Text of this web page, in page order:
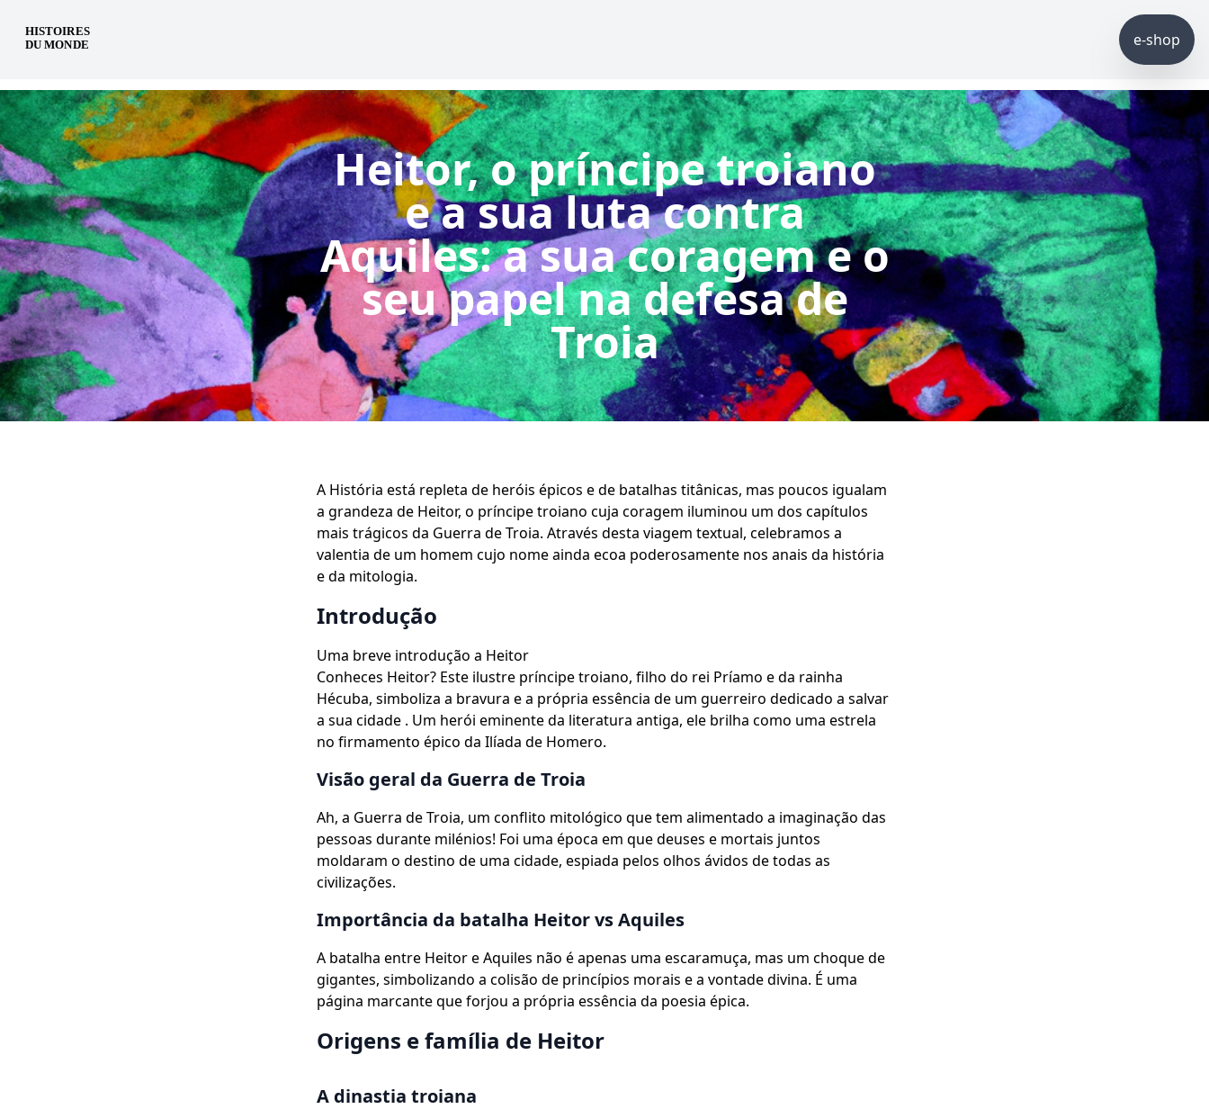
pt e-shop
Heitor, o príncipe troiano
e a sua luta contra
Aquiles: a sua coragem e o
seu papel na defesa de
Troia
A História está repleta de heróis épicos e de batalhas titânicas, mas poucos igualam
a grandeza de Heitor, o príncipe troiano cuja coragem iluminou um dos capítulos
mais trágicos da Guerra de Troia. Através desta viagem textual, celebramos a
valentia de um homem cujo nome ainda ecoa poderosamente nos anais da história
e da mitologia.
Introdução
Uma breve introdução a Heitor
Conheces Heitor? Este ilustre príncipe troiano, filho do rei Príamo e da rainha
Hécuba, simboliza a bravura e a própria essência de um guerreiro dedicado a salvar
a sua cidade . Um herói eminente da literatura antiga, ele brilha como uma estrela
no firmamento épico da Ilíada de Homero.
Visão geral da Guerra de Troia
Ah, a Guerra de Troia, um conflito mitológico que tem alimentado a imaginação das
pessoas durante milénios! Foi uma época em que deuses e mortais juntos
moldaram o destino de uma cidade, espiada pelos olhos ávidos de todas as
civilizações.
Importância da batalha Heitor vs Aquiles
A batalha entre Heitor e Aquiles não é apenas uma escaramuça, mas um choque de
gigantes, simbolizando a colisão de princípios morais e a vontade divina. É uma
página marcante que forjou a própria essência da poesia épica.
Origens e família de Heitor
A dinastia troiana